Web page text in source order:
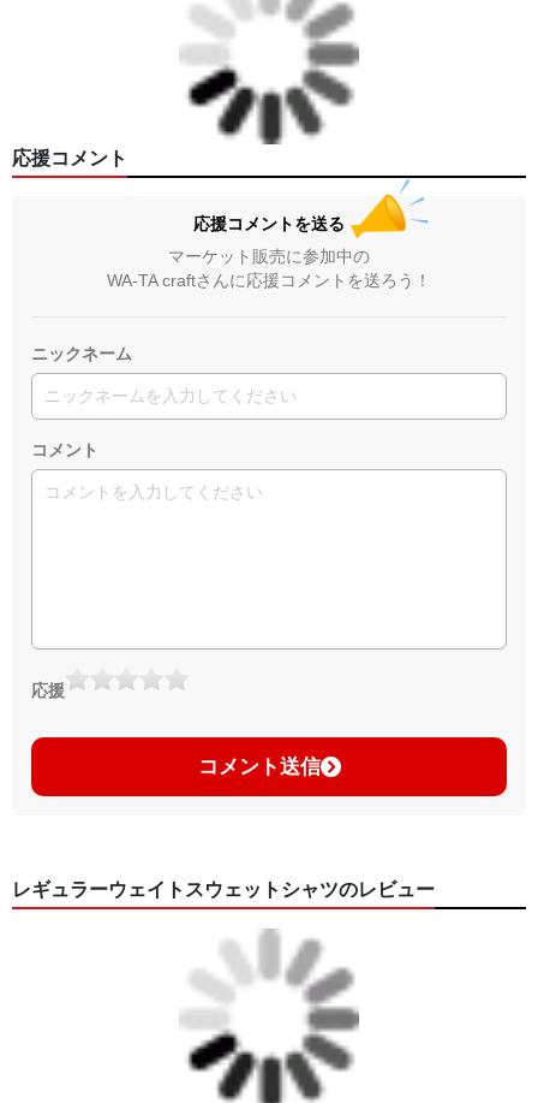
応援コメント
応援コメントを送る
マーケット販売に参加中の
WA-TA craftさんに応援コメントを送ろう！
ニックネーム
コメント
応援
コメント送信
レギュラーウェイトスウェットシャツのレビュー